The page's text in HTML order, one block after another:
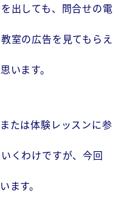
出しても、問合せの電
室の広告を見てもらえ
います。
たは体験レッスンに参
くわけですが、今回
ます。